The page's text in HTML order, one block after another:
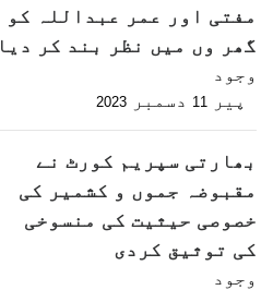
مفتی اور عمر عبداللہ کو
گھر وں میں نظر بند کر دیا
وجود
پیر 11 دسمبر 2023
بھارتی سپریم کورٹ نے
مقبوضہ جموں و کشمیر کی
خصوصی حیثیت کی منسوخی
کی توثیق کردی
وجود